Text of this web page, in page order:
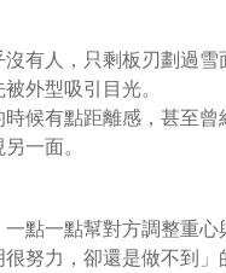
有人，只剩板刃劃過雪
外型吸引目光。
候有點距離感，甚至曾
一面。
點一點幫對方調整重心
努力，卻還是做不到」